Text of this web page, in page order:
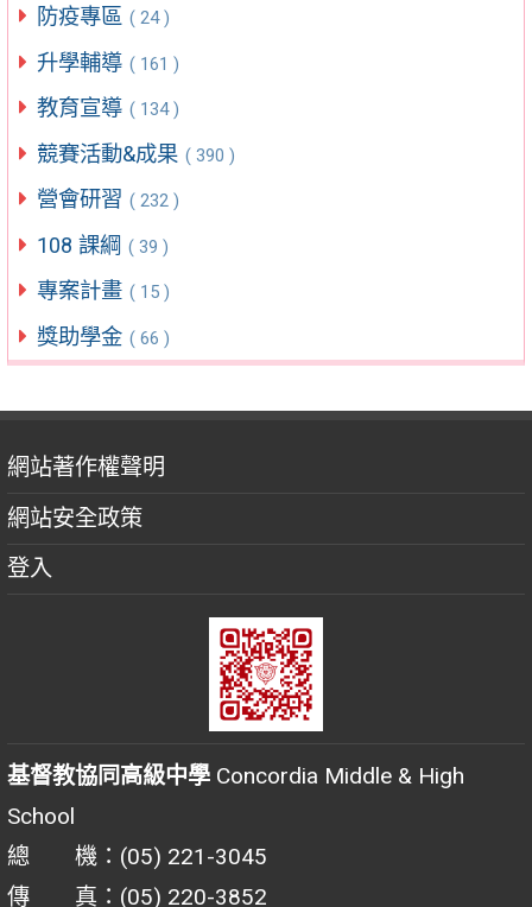
防疫專區 ( 24 )
升學輔導 ( 161 )
教育宣導 ( 134 )
競賽活動&成果 ( 390 )
營會研習 ( 232 )
108 課綱 ( 39 )
專案計畫 ( 15 )
獎助學金 ( 66 )
網站著作權聲明
網站安全政策
登入
基督教協同高級中學 Concordia Middle & High
School
總 機：(05) 221-3045
傳 真：(05) 220-3852